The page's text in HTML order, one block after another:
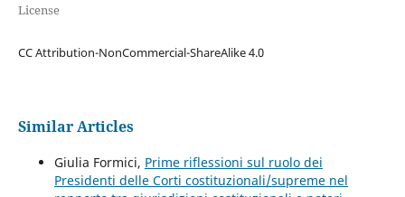
License
CC Attribution-NonCommercial-ShareAlike 4.0
Similar Articles
Giulia Formici, Prime riflessioni sul ruolo dei
Presidenti delle Corti costituzionali/supreme nel